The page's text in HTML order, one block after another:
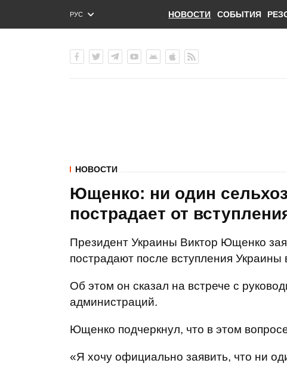
РУС
ENG
НОВОСТИ СОБЫТИЯ
НОВОСТИ
Ющенко: ни один
пострадает от
Президент Украины Виктор Ющенко
пострадают после вступления
Об этом он сказал на встрече с
администраций.
Ющенко подчеркнул, что в этом
«Я хочу официально заявить, что ни